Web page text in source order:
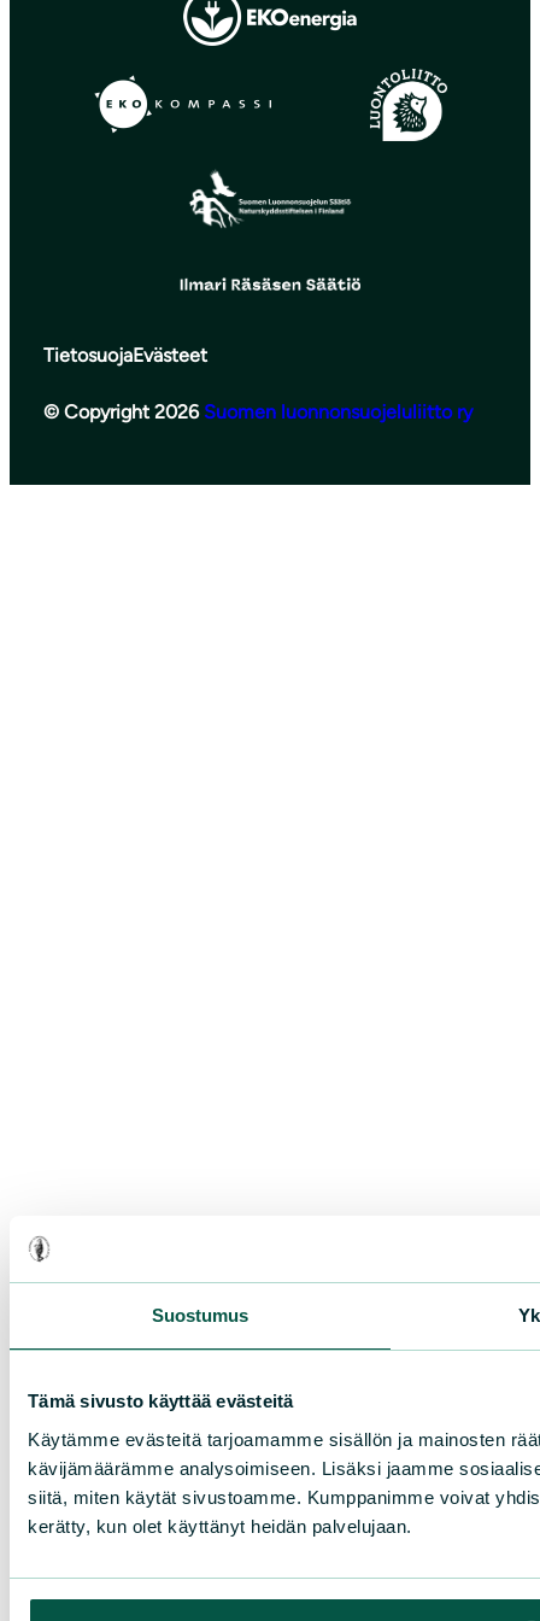
Suostumus
Tämä sivusto käyttää evästeitä
Käytämme evästeitä tarjoamamme sisällön ja mainosten
kävijämäärämme analysoimiseen. Lisäksi jaamme
siitä, miten käytät sivustoamme. Kumppanimme voivat
kerätty, kun olet käyttänyt heidän palvelujaan.
TietosuojaEvästeet
© Copyright 2026 Suomen luonnonsuojeluliitto ry